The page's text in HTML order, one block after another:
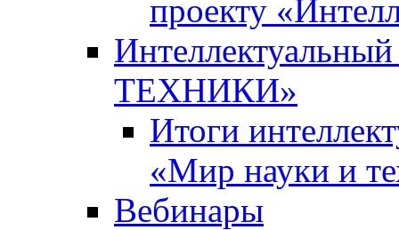
проекту
ТЕХНИКИ»
Итоги
«Мир науки и
Вебинары